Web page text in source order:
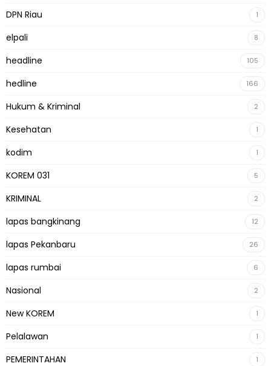
DPN Riau 1
elpali 8
headline 105
hedline 166
Hukum & Kriminal 2
Kesehatan 1
kodim 1
KOREM 031 5
KRIMINAL 2
lapas bangkinang 12
lapas Pekanbaru 26
lapas rumbai 6
Nasional 2
New KOREM 1
Pelalawan 1
PEMERINTAHAN 1